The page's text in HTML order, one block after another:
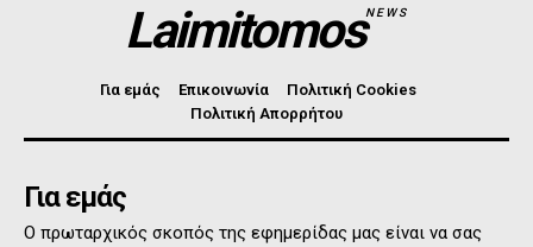
LaimitomosNEWS
Για εμάς Επικοινωνία
Πολιτική Cookies
Πολιτική Απορρήτου
Για εμάς
Ο πρωταρχικός σκοπός της εφημερίδας μας είναι να σας